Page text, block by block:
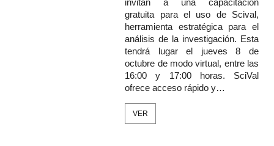
invitan a una capacitación
gratuita para el uso de Scival,
herramienta estratégica para el
análisis de la investigación. Esta
tendrá lugar el jueves 8 de
octubre de modo virtual, entre las
16:00 y 17:00 horas. SciVal
ofrece acceso rápido y…
VER